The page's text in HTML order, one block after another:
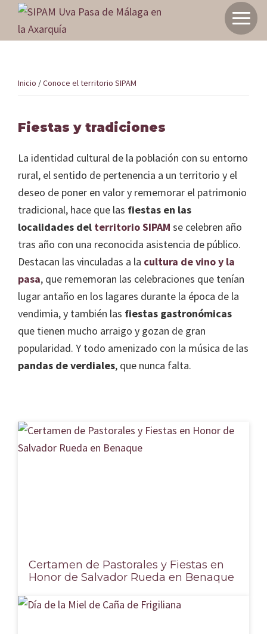
Inicio
Sistema de producción de la uva pasa de
Elige tu experiencia
Conoce el territorio SIPAM
Planifica tu viaje
Contacto
Saltar
la
principal
Saltar
contenido
Saltar
la
lateralproducción
uva
Málaga
Inicio /Conoce el territorio SIPAM
Fiestas y tradiciones
La identidad cultural de la población con su entorno
rural, el sentido de pertenencia a un territorio y el
deseo de poner en valor y rememorar el patrimonio
tradicional, hace que las fiestas en las
localidades del territorio SIPAM se celebren año
tras año con una reconocida asistencia de público.
Destacan las vinculadas a la cultura de vino y la
pasa, que rememoran las celebraciones que tenían
lugar antaño en los lagares durante la época de la
vendimia, y también las fiestas gastronómicas
que tienen mucho arraigo y gozan de gran
popularidad. Y todo amenizado con la música de las
pandas de verdiales, que nunca falta.
Certamen de Pastorales y Fiestas en
Honor de Salvador Rueda en Benaque